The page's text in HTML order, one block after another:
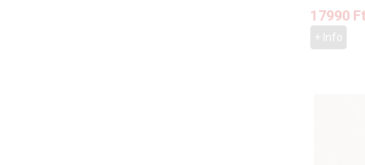
17990 Ft
+ Info